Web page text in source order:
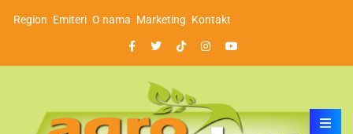
Region Emiteri O nama Marketing Kontakt